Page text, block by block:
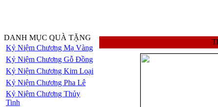
DANH MỤC QUÀ TẶNG
Kỷ Niệm Chương Mạ Vàng
Kỷ Niệm Chương Gỗ Đồng
Kỷ Niệm Chương Kim Loại
Kỷ Niệm Chương Pha Lê
Kỷ Niệm Chương Thủy
Tinh